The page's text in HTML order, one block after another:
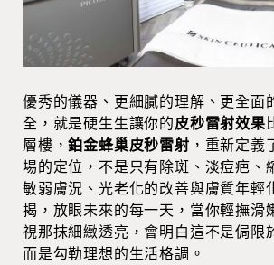
優秀的儀器、更細膩的理解、更全面
全，就是硬生生讓你的皮秒雷射效果
層樓，鉑金蜂巢皮秒雷射 ，重新定義
場的定位，不是只有除斑、淡痘疤、
敏弱膚況、光老化的改善與膚質年輕
揭，放眼未來的每一天，當你輕撫滑
視那抹細緻透亮，會明白這不是侷限
而是勾勒理想的生活格調。